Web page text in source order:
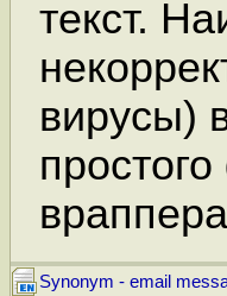
текст.
вирусы)
Synonym - email